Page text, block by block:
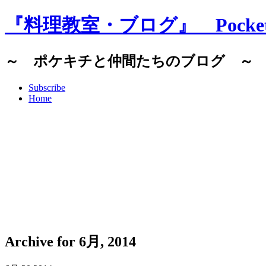
『料理教室・ブログ』
～ ポケキチと仲間たちのブログ ～
Subscribe
Home
Archive for 6月, 2014